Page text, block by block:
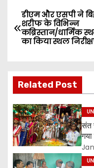
P
o
t
n
a
v
i
डीएम और एसपी ने
शरीफ के विभिन्न
कब्रिस्तान/धार्मिक
का किया स्थल
Related Post
संत